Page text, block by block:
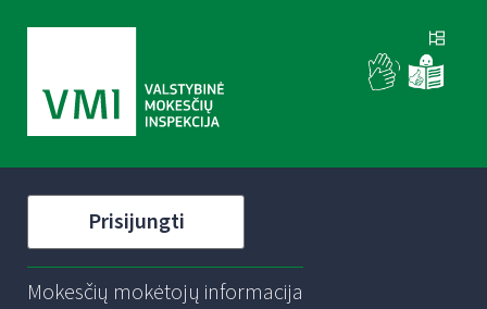
Prisijungti
Mokesčių mokėtojų informacija